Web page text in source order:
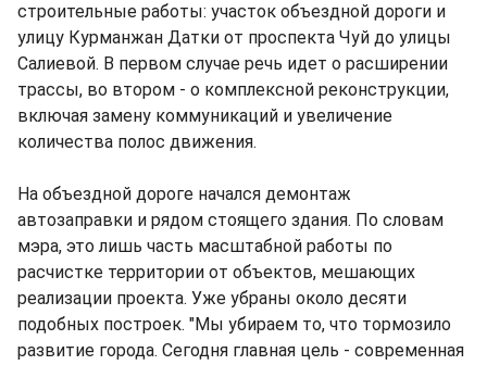
строительные работы: участок объездной дороги и
улицу Курманжан Датки от проспекта Чуй до улицы
Салиевой. В первом случае речь идет о расширении
трассы, во втором - о комплексной реконструкции,
включая замену коммуникаций и увеличение
количества полос движения.
На объездной дороге начался демонтаж
автозаправки и рядом стоящего здания. По словам
мэра, это лишь часть масштабной работы по
расчистке территории от объектов, мешающих
реализации проекта. Уже убраны около десяти
подобных построек. "Мы убираем то, что тормозило
развитие города. Сегодня главная цель - современная